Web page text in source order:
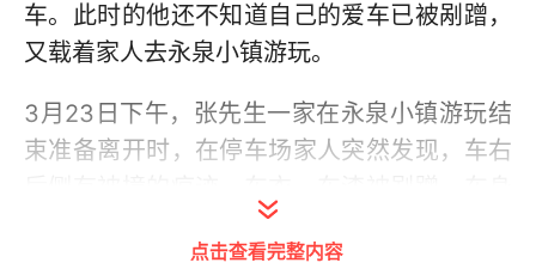
车。此时的他还不知道自己的爱车已被剐蹭，
又载着家人去永泉小镇游玩。
3月23日下午，张先生一家在永泉小镇游玩结
束准备离开时，在停车场家人突然发现，车右
面板被撞凹陷进去。“看到车被剐蹭得乱七八糟
的一瞬间，我都懵了。才刚买不久的新车，心
点击查看完整内容